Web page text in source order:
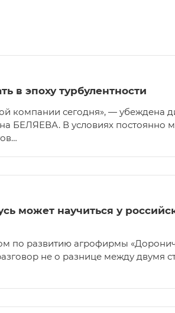
в эпоху турбулентности
компании сегодня», — убеждена
БЕЛЯЕВА. В условиях постоянно
может научиться у
по развитию агрофирмы
не о разнице между двумя